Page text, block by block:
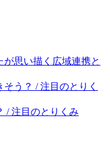
が思い描く広域連携と
そう？ / 注目のとりく
/ 注目のとりくみ